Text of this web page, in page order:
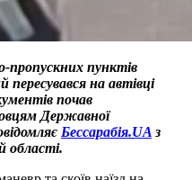
пропускних пунктів
на автівці
почав
Державної
Бессарабія.UA з
області.